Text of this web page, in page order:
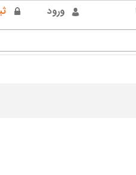
ورود